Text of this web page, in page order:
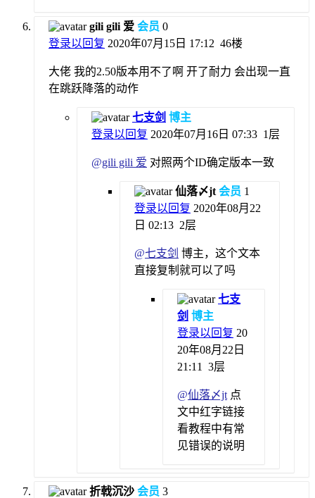
gili gili 爱 会员 0
登录以回复 2020年07月15日 17:12 46楼
大佬 我的2.50版本用不了啊 开了耐力 会出现一直
在跳跃降落的动作
七支剑 博主
登录以回复 2020年07月16日 07:33 1层
@gili gili 爱 对照两个ID确定版本一致
仙落〆jt 会员 1
登录以回复 2020年08月22
日 02:13 2层
@七支剑 博主，这个文本
直接复制就可以了吗
七支
剑 博主
登录以回复 20
20年08月22日
21:11
3层
@仙落〆jt 点
文中红字链接
看教程中有常
见错误的说明
折戟沉沙 会员 3